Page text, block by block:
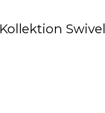
Kollektion Swivel